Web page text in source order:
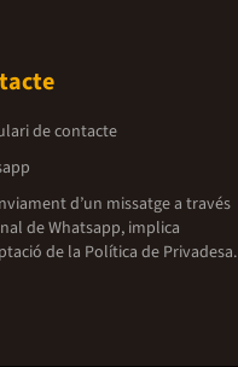
de contacte
d’un missatge a través
de Whatsapp, implica
de la Política de Privadesa.